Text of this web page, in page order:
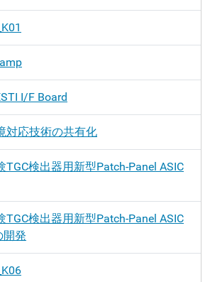
I/F Board
対応技術の共有化
TGC検出器用新型Patch-Panel ASIC
TGC検出器用新型Patch-Panel ASIC
開発